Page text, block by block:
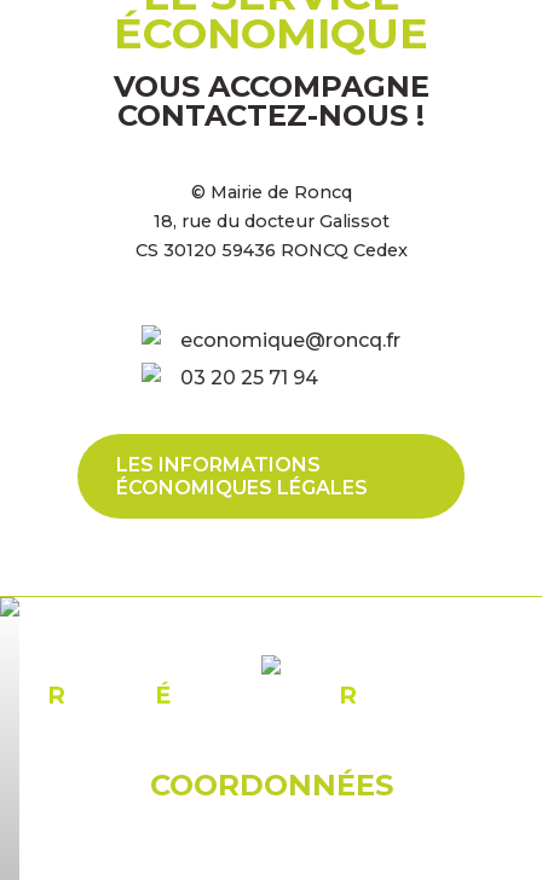
ÉCONOMIQUE
VOUS ACCOMPAGNE
CONTACTEZ-NOUS !
© Mairie de Roncq
18, rue du docteur Galissot
CS 30120 59436 RONCQ Cedex
economique@roncq.fr
03 20 25 71 94
LES INFORMATIONS
ÉCONOMIQUES LÉGALES
R ÉCONOMIQUE R
COORDONNÉES